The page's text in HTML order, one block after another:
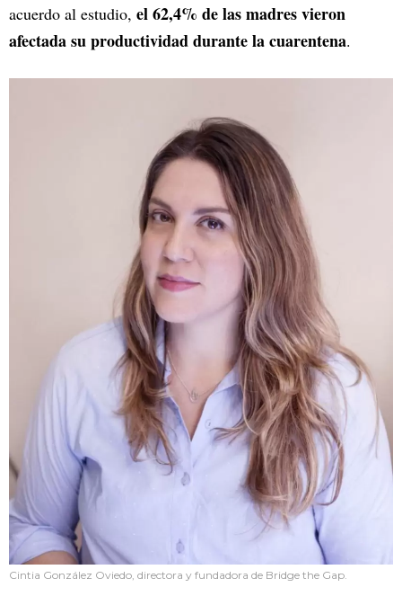
acuerdo al estudio, el 62,4% de las madres vieron
afectada su productividad durante la cuarentena.
Cintia González Oviedo, directora y fundadora de Bridge the Gap.